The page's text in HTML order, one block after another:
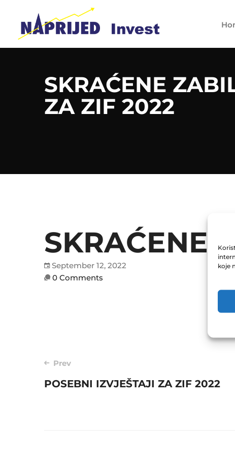
koje
SKRAĆENE
ZA ZIF 2022
SKRAĆENE
September 12, 2022
0 Comments
Post
navigation
Prev
POSEBNI IZVJEŠTAJI ZA ZIF 2022